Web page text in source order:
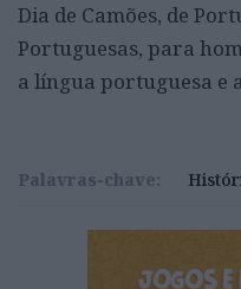
Dia de Camões, de
Portuguesas, para
a língua portuguesa e
Palavras-chave: